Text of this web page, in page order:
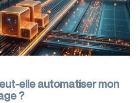
elle automatiser mon
?